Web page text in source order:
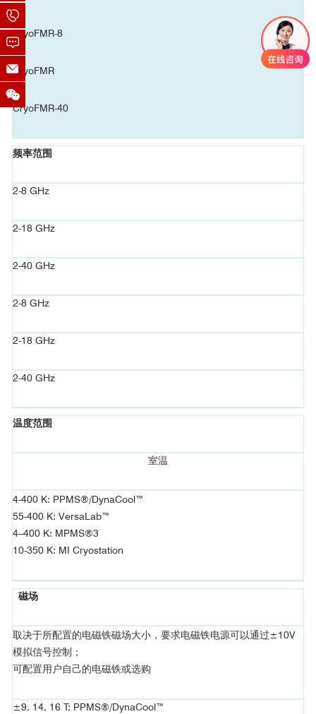
CryoFMR-8
CryoFMR
CryoFMR-40
频率范围
2-8 GHz
2-18 GHz
2-40 GHz
2-8 GHz
2-18 GHz
2-40 GHz
温度范围
室温
4-400 K: PPMS®/DynaCool™
55-400 K: VersaLab™
4–400 K: MPMS®3
10-350 K: MI Cryostation
磁场
取决于所配置的电磁铁磁场大小，要求电磁铁电源可以通过±10V
模拟信号控制；
可配置用户自己的电磁铁或选购
±9, 14, 16 T: PPMS®/DynaCool™
参考文献
■ 温度依懒性研究
宽温度范围内的FMR和PSSW模式。图3(a)的插图显示了FMR模式的
MPMS3系统接口，计算两种不同温度下的磁阻尼。图3(b)显示了各
温度依赖性。图3(c)显示了三个铁磁薄膜样品的饱和磁化强度、阻尼
和非均匀展宽的温度依赖性，在成分和沉积条件上只有微小的差
赖性在数量和趋势上的显著差异。[3]
PhaseFMR